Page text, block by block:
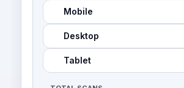
Mobile
Desktop
Tablet